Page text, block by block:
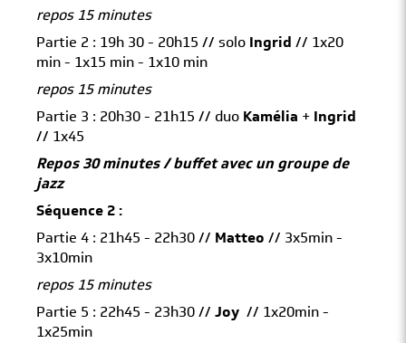
repos 15 minutes
Partie 2 : 19h 30 - 20h15 // solo Ingrid // 1x20
min - 1x15 min - 1x10 min
repos 15 minutes
Partie 3 : 20h30 - 21h15 // duo Kamélia + Ingrid
// 1x45
Repos 30 minutes / buffet avec un groupe de
jazz
Séquence 2 :
Partie 4 : 21h45 - 22h30 // Matteo // 3x5min -
3x10min
repos 15 minutes
Partie 5 : 22h45 - 23h30 // Joy // 1x20min -
1x25min